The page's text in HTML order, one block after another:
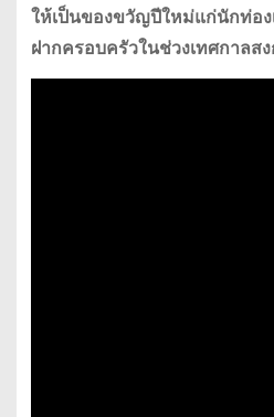
ให้เป็นของขวัญปีใหม่แก่นักท่อ
ฝากครอบครัวในช่วงเทศกาลส